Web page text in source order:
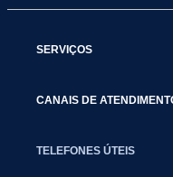
SERVIÇOS
CANAIS DE
TELEFONES ÚTEIS